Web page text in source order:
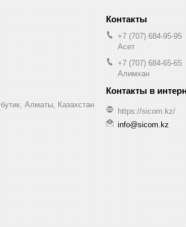
Алматы, Казахстан
+7 (707) 684-95-95
Асет
+7 (707) 684-65-65
Алимхан
https://sicom.kz/
info@sicom.kz